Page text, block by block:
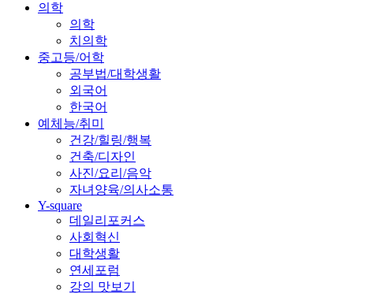
의학
의학
치의학
중고등/어학
공부법/대학생활
외국어
한국어
예체능/취미
건강/힐링/행복
건축/디자인
사진/요리/음악
자녀양육/의사소통
Y-square
데일리포커스
사회혁신
대학생활
연세포럼
강의 맛보기